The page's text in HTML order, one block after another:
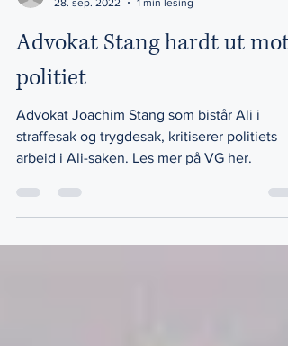
28. sep. 2022
1 min lesing
Advokat Stang hardt ut mot
politiet
Advokat Joachim Stang som bistår Ali i
arbeid i Ali-saken. Les mer på VG her.